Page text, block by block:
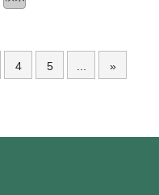
4 5 ... »